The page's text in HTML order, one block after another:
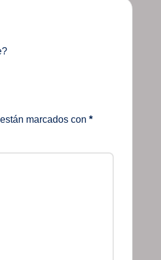
marcados con *